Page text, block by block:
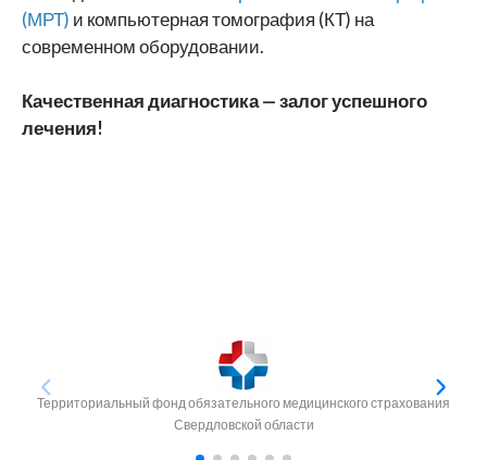
(МРТ) и компьютерная томография (КТ) на
современном оборудовании.
Качественная диагностика — залог успешного
лечения!
Территориальный фонд обязательного медицинского страхования
Свердловской области